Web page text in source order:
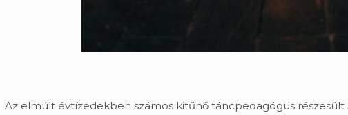
Az elmúlt évtízedekben számos kitűnő táncpedagógus részesült